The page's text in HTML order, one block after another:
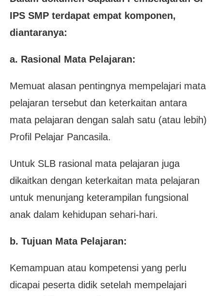
IPS SMP terdapat empat komponen,
diantaranya:
a. Rasional Mata Pelajaran:
Memuat alasan pentingnya mempelajari mata
pelajaran tersebut dan keterkaitan antara
mata pelajaran dengan salah satu (atau lebih)
Profil Pelajar Pancasila.
Untuk SLB rasional mata pelajaran juga
dikaitkan dengan keterkaitan mata pelajaran
untuk menunjang keterampilan fungsional
anak dalam kehidupan sehari-hari.
b. Tujuan Mata Pelajaran:
Kemampuan atau kompetensi yang perlu
dicapai peserta didik setelah mempelajari